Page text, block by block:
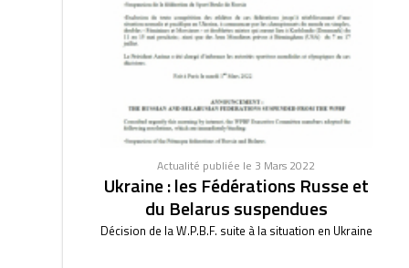
Actualité publiée le 3 Mars 2022
Ukraine : les Fédérations Russe et
du Belarus suspendues
Décision de la W.P.B.F. suite à la situation en Ukraine